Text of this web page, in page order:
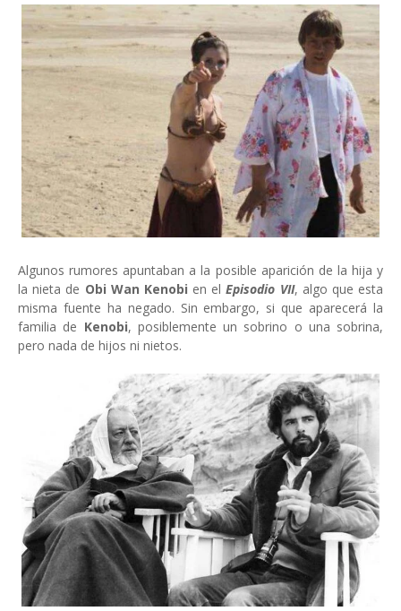
Algunos rumores apuntaban a la posible aparición de la hija y
la nieta de Obi Wan Kenobi en elEpisodio VII, algo que esta
misma fuente ha negado. Sin embargo, si que aparecerá la
familia de Kenobi, posiblemente un sobrino o una sobrina,
pero nada de hijos ni nietos.